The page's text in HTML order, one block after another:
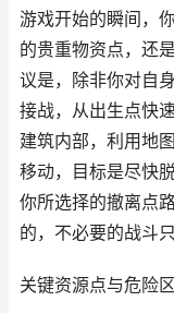
游戏开始的瞬间，
的贵重物资点，还
议是，除非你对自
接战，从出生点快
建筑内部，利用地
移动，目标是尽快
你所选择的撤离点
的，不必要的战斗
关键资源点与危险